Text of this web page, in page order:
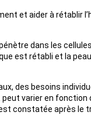
et aider à rétablir
dans les
est rétabli et la
des besoins
varier en fonction
constatée après le